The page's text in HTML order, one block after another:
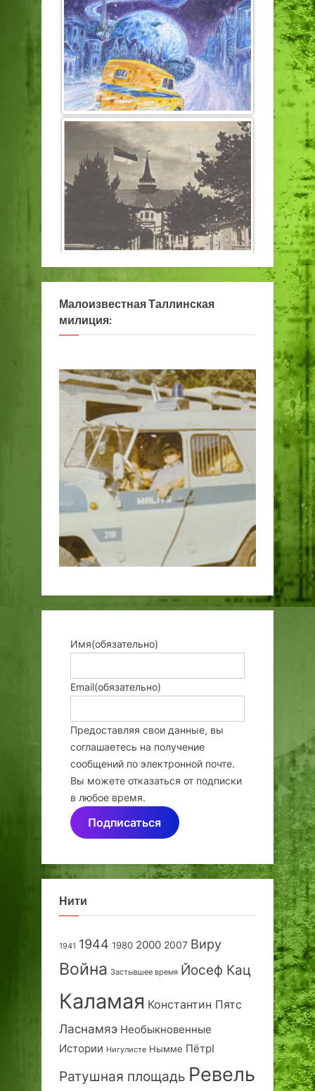
Малоизвестная Таллинская
милиция:
Имя(обязательно)
Email(обязательно)
Предоставляя свои данные, вы
соглашаетесь на получение
сообщений по электронной почте.
Вы можете отказаться от подписки
в любое время.
Подписаться
Нити
1941 1944 1980 2000 2007 Виру
Война Застывшее время Йосеф Кац
Каламая Константин Пятс
Ласнамяэ Необыкновенные
Истории Нигулисте Нымме ПётрI
Ратушная площадь Ревель